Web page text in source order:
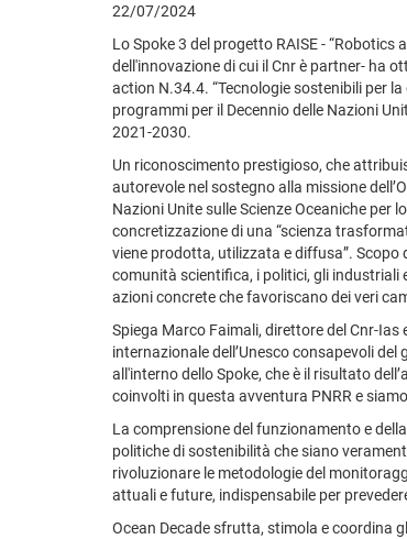
22/07/2024
Lo Spoke 3 del progetto RAISE -
dell'innovazione di cui il Cnr è partner- ha
action N.34.4. “Tecnologie sostenibili per
programmi per il Decennio delle Nazioni
2021-2030.
Un riconoscimento prestigioso, che
autorevole nel sostegno alla missione
Nazioni Unite sulle Scienze Oceaniche per
concretizzazione di una “scienza
viene prodotta, utilizzata e diffusa”. Scopo
comunità scientifica, i politici, gli industriali
azioni concrete che favoriscano dei veri
Spiega Marco Faimali, direttore del Cnr-Ias
internazionale dell’Unesco consapevoli
all'interno dello Spoke, che è il risultato
coinvolti in questa avventura PNRR e
La comprensione del funzionamento e
politiche di sostenibilità che siano
rivoluzionare le metodologie del
attuali e future, indispensabile per
Ocean Decade sfrutta, stimola e coordina